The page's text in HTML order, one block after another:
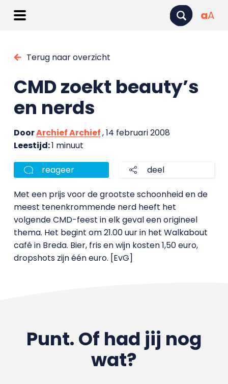
aA
Terug naar overzicht
CMD zoekt beauty’s
en nerds
DoorArchief Archief, 14 februari 2008
Leestijd:1 minuut
reageer deel
Met een prijs voor de grootste schoonheid en de
meest tenenkrommende nerd heeft het
volgende CMD-feest in elk geval een origineel
thema. Het begint om 21.00 uur in het Walkabout
café in Breda. Bier, fris en wijn kosten 1,50 euro,
dropshots zijn één euro. [EvG]
Punt. Of had jij nog
wat?